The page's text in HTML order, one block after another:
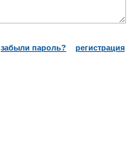
забыли пароль? регистрация